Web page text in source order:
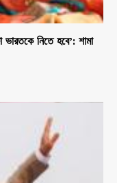
ভারতকে নিতে হবে’: শামা